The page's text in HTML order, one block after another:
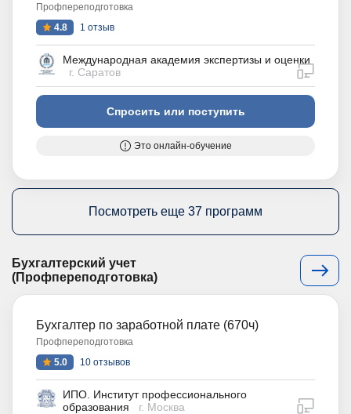
Профпереподготовка
4.8
1 отзыв
Международная академия экспертизы и оценки
г. Саратов
Спросить или поступить
Это онлайн-обучение
Посмотреть еще 37 программ
Бухгалтерский учет
(Профпереподготовка)
Бухгалтер по заработной плате (670ч)
Профпереподготовка
5.0
10 отзывов
ИПО. Институт профессионального
образования
г. Москва